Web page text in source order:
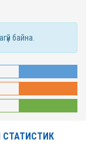
байна.
СТАТИСТИК